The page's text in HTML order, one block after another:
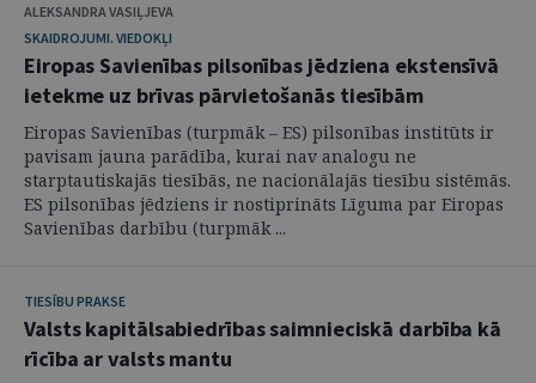
ALEKSANDRA VASIĻJEVA
SKAIDROJUMI. VIEDOKĻI
Eiropas Savienības pilsonības jēdziena ekstensīvā
ietekme uz brīvas pārvietošanās tiesībām
Eiropas Savienības (turpmāk – ES) pilsonības institūts ir
pavisam jauna parādība, kurai nav analogu ne
starptautiskajās tiesībās, ne nacionālajās tiesību sistēmās.
ES pilsonības jēdziens ir nostiprināts Līguma par Eiropas
Savienības darbību (turpmāk ...
TIESĪBU PRAKSE
Valsts kapitālsabiedrības saimnieciskā darbība kā
rīcība ar valsts mantu